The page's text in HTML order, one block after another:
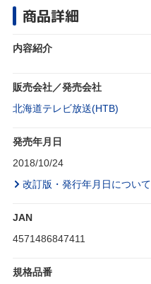
商品詳細
内容紹介
販売会社／発売会社
北海道テレビ放送(HTB)
発売年月日
2018/10/24
改訂版・発行年月日について
JAN
4571486847411
規格品番